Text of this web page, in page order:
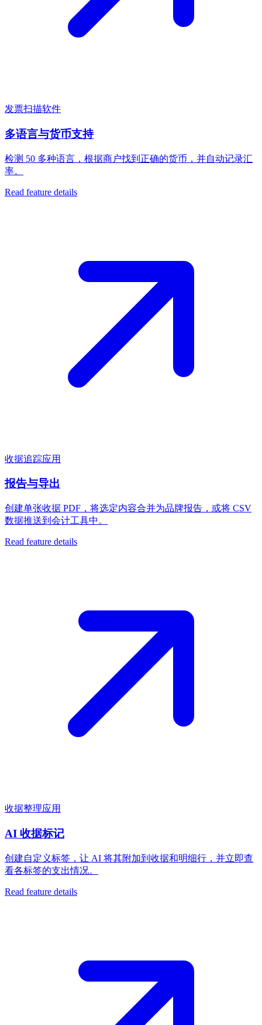
发票扫描软件
多语言与货币支持
检测 50 多种语言，根据商户找到正确的货币，并自动记录汇
率。
Read feature details
收据追踪应用
报告与导出
创建单张收据 PDF，将选定内容合并为品牌报告，或将 CSV
数据推送到会计工具中。
Read feature details
收据整理应用
AI 收据标记
创建自定义标签，让 AI 将其附加到收据和明细行，并立即查
看各标签的支出情况。
Read feature details